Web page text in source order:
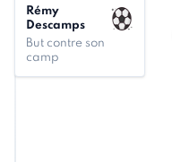
Rémy
Descamps
But contre son
camp